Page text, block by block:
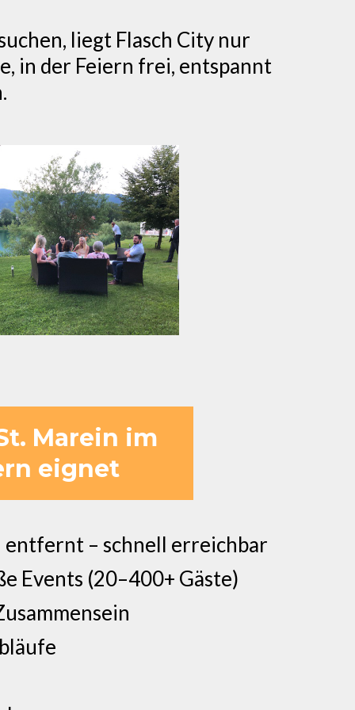
liegt Flasch City nur
in der Feiern frei, entspannt
Marein im
eignet
– schnell erreichbar
Events (20–400+ Gäste)